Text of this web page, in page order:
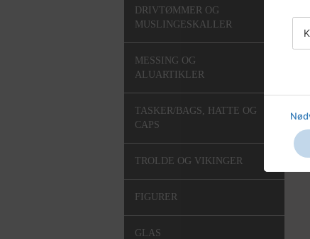
DRIVTØMMER OG
MUSLINGESKALLER
MESSING OG
ALUARTIKLER
TASKER/BAGS, HATTE OG
CAPS
TROLDE OG VIKINGER
FIGURER
GLAS